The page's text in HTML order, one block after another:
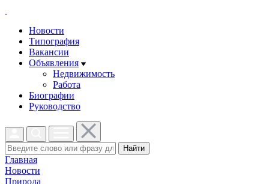
Новости
Типография
Вакансии
Объявления
Недвижимость
Работа
Биографии
Руководство
Найти
Главная
Новости
Природа